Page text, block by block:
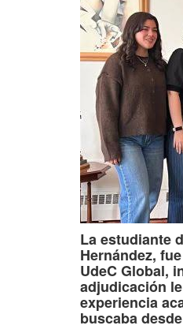
La estudiante
Hernández,
UdeC Global,
adjudicación
experiencia
buscaba